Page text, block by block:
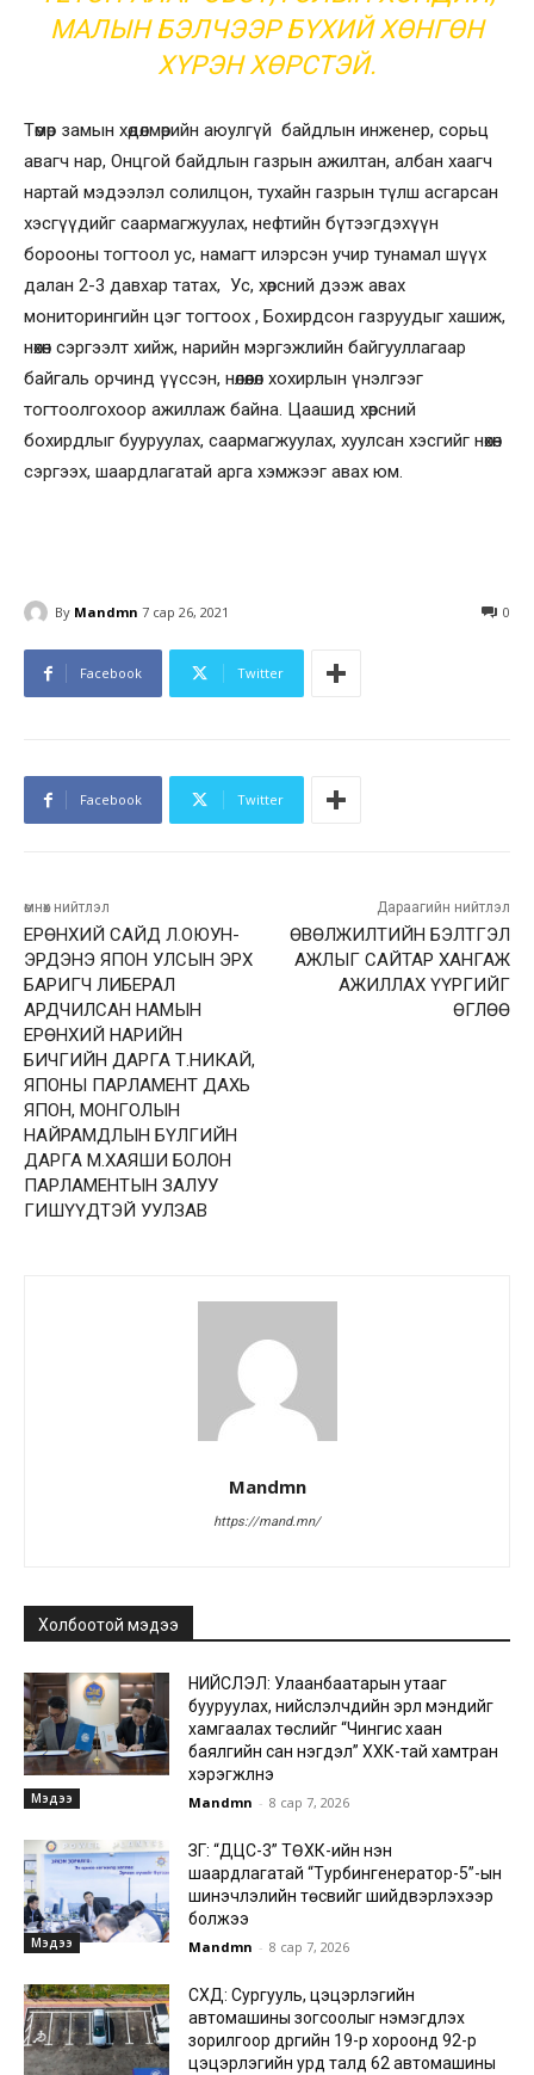
МАЛЫН БЭЛЧЭЭР БҮХИЙ ХӨНГӨН
ХҮРЭН ХӨРСТЭЙ.
Төмөр замын хөдөлмөрийн аюулгүй байдлын инженер, сорьц
авагч нар, Онцгой байдлын газрын ажилтан, албан хаагч
нартай мэдээлэл солилцон, тухайн газрын түлш асгарсан
хэсгүүдийг саармагжуулах, нефтийн бүтээгдэхүүн
борооны тогтоол ус, намагт илэрсэн учир тунамал шүүх
далан 2-3 давхар татах, Ус, хөрсний дээж авах
мониторингийн цэг тогтоох , Бохирдсон газруудыг хашиж,
нөхөн сэргээлт хийж, нарийн мэргэжлийн байгууллагаар
байгаль орчинд үүссэн, нөлөөлөл хохирлын үнэлгээг
тогтоолгохоор ажиллаж байна. Цаашид хөрсний
бохирдлыг бууруулах, саармагжуулах, хуулсан хэсгийг нөхөн
сэргээх, шаардлагатай арга хэмжээг авах юм.
By Mandmn 7 сар 26, 2021 0
Facebook Twitter
Facebook Twitter
өмнөх нийтлэл
ЕРӨНХИЙ САЙД Л.ОЮУН-
ЭРДЭНЭ ЯПОН УЛСЫН ЭРХ
БАРИГЧ ЛИБЕРАЛ
АРДЧИЛСАН НАМЫН
ЕРӨНХИЙ НАРИЙН
БИЧГИЙН ДАРГА Т.НИКАЙ,
ЯПОНЫ ПАРЛАМЕНТ ДАХЬ
ЯПОН, МОНГОЛЫН
НАЙРАМДЛЫН БҮЛГИЙН
ДАРГА М.ХАЯШИ БОЛОН
ПАРЛАМЕНТЫН ЗАЛУУ
ГИШҮҮДТЭЙ УУЛЗАВ
Дараагийн нийтлэл
ӨВӨЛЖИЛТИЙН БЭЛТГЭЛ
АЖЛЫГ САЙТАР ХАНГАЖ
АЖИЛЛАХ ҮҮРГИЙГ
ӨГЛӨӨ
Mandmn
https://mand.mn/
Холбоотой мэдээ
Мэдээ
НИЙСЛЭЛ: Улаанбаатарын утааг
бууруулах, нийслэлчүүдийн эрүүл мэндийг
хамгаалах төслийг “Чингис хаан
баялгийн сан нэгдэл” ХХК-тай хамтран
хэрэгжүүлнэ
Mandmn - 8 сар 7, 2026
Мэдээ
ЗГ: “ДЦС-3” ТӨХК-ийн нэн
шаардлагатай “Турбингенератор-5”-ын
шинэчлэлийн төсвийг шийдвэрлэхээр
болжээ
Mandmn - 8 сар 7, 2026
СХД: Сургууль, цэцэрлэгийн
автомашины зогсоолыг нэмэгдүүлэх
зорилгоор дүүргийн 19-р хороонд 92-р
цэцэрлэгийн урд талд 62 автомашины